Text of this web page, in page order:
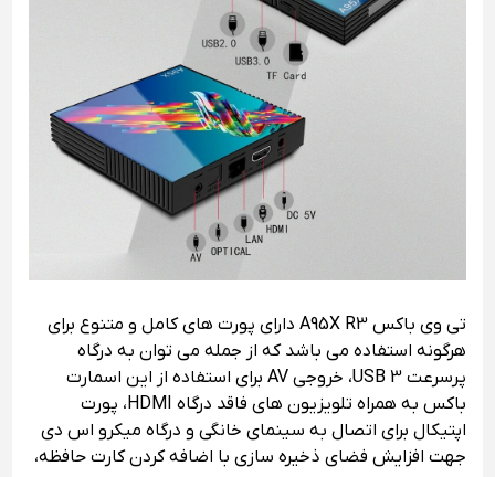
تی وی باکس A95X R3 دارای پورت های کامل و متنوع برای
هرگونه استفاده می باشد که از جمله می توان به درگاه
پرسرعت USB 3، خروجی AV برای استفاده از این اسمارت
باکس به همراه تلویزیون های فاقد درگاه HDMI، پورت
اپتیکال برای اتصال به سینمای خانگی و درگاه میکرو اس دی
جهت افزایش فضای ذخیره سازی با اضافه کردن کارت حافظه،